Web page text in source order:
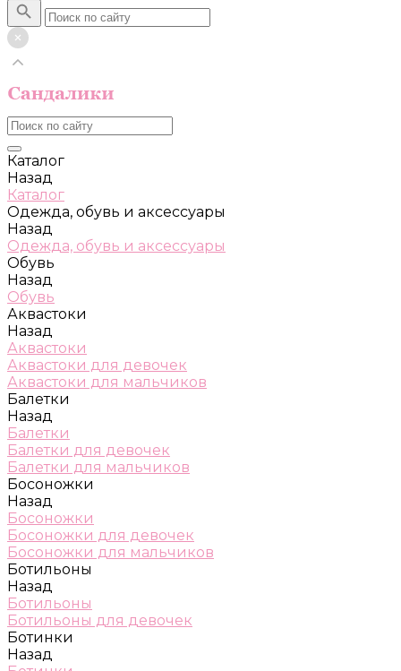
Каталог
Назад
Каталог
Одежда, обувь и аксессуары
Назад
Одежда, обувь и аксессуары
Обувь
Назад
Обувь
Аквастоки
Назад
Аквастоки
Аквастоки для девочек
Аквастоки для мальчиков
Балетки
Назад
Балетки
Балетки для девочек
Балетки для мальчиков
Босоножки
Назад
Босоножки
Босоножки для девочек
Босоножки для мальчиков
Ботильоны
Назад
Ботильоны
Ботильоны для девочек
Ботинки
Назад